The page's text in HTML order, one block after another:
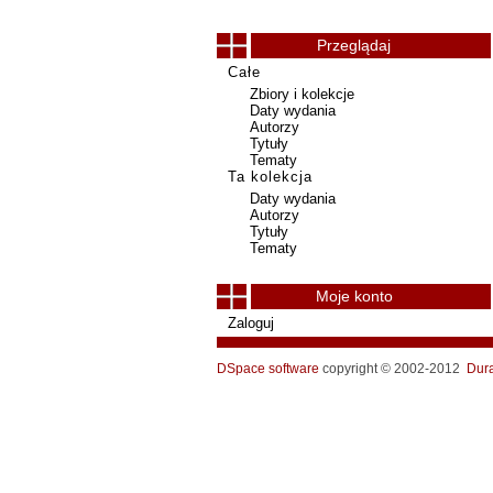
Przeglądaj
Całe
Zbiory i kolekcje
Daty wydania
Autorzy
Tytuły
Tematy
Ta kolekcja
Daty wydania
Autorzy
Tytuły
Tematy
Moje konto
Zaloguj
DSpace software copyright © 2002-2012